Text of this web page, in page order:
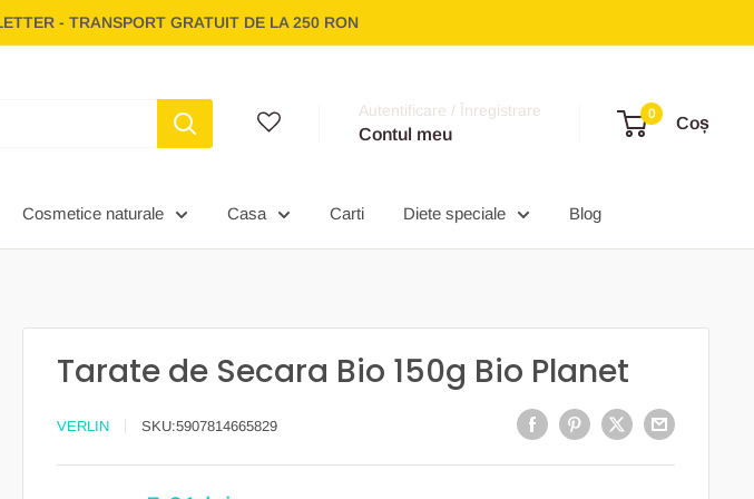
- TRANSPORT GRATUIT DE LA 250 RON
Autentificare / Înregistrare
Contul meu
0
Coș
Cosmetice naturale Casa Carti Diete speciale Blog
Tarate de Secara Bio 150g Bio Planet
VERLIN SKU:5907814665829